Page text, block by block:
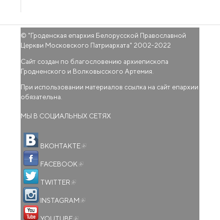
© "Гроденская епархия Белорусской Православной
Церкви Московского Патриархата" 2002-2022
Сайт создан по благословению архиепископа
Гродненского и Волковысского Артемия.
При использовании материалов ссылка на сайт епархии
обязательна.
МЫ В СОЦИАЛЬНЫХ СЕТЯХ
ВКОНТАКТЕ
FACEBOOK
TWITTER
INSTAGRAM